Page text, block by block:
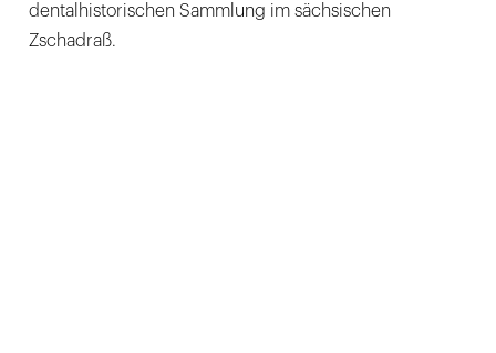
dentalhistorischen Sammlung im sächsischen
Zschadraß.